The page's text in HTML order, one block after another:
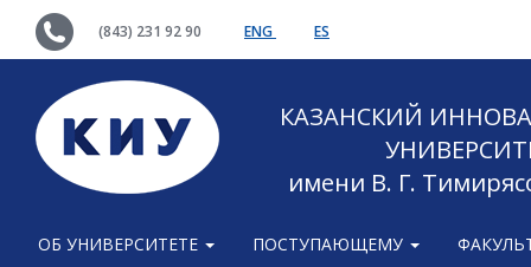
(843) 231 92 90 ENG ES
КАЗАНСКИЙ
имени В. Г.
ОБ УНИВЕРСИТЕТЕ ПОСТУПАЮЩЕМУ